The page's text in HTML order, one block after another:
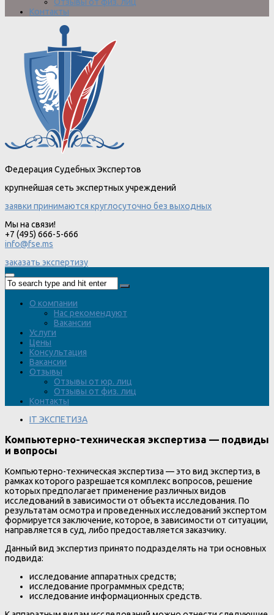
Отзывы от физ. лиц
Контакты
Федерация Судебных Экспертов
крупнейшая сеть экспертных учреждений
заявки принимаются круглосуточно без выходных
Мы на связи!
+7 (495) 666-5-666
info@fse.ms
заказать экспертизу
О компании
Нас рекомендуют
Вакансии
Услуги
Цены
Консультация
Вакансии
Отзывы
Отзывы от юр. лиц
Отзывы от физ. лиц
Контакты
IT ЭКСПЕТИЗА
Компьютерно-техническая экспертиза — подвиды
и вопросы
Компьютерно-техническая экспертиза — это вид экспертиз, в
рамках которого разрешается комплекс вопросов, решение
которых предполагает применение различных видов
исследований в зависимости от объекта исследования. По
результатам осмотра и проведенных исследований экспертом
формируется заключение, которое, в зависимости от ситуации,
направляется в суд, либо предоставляется заказчику.
Данный вид экспертиз принято подразделять на три основных
подвида:
исследование аппаратных средств;
исследование программных средств;
исследование информационных средств.